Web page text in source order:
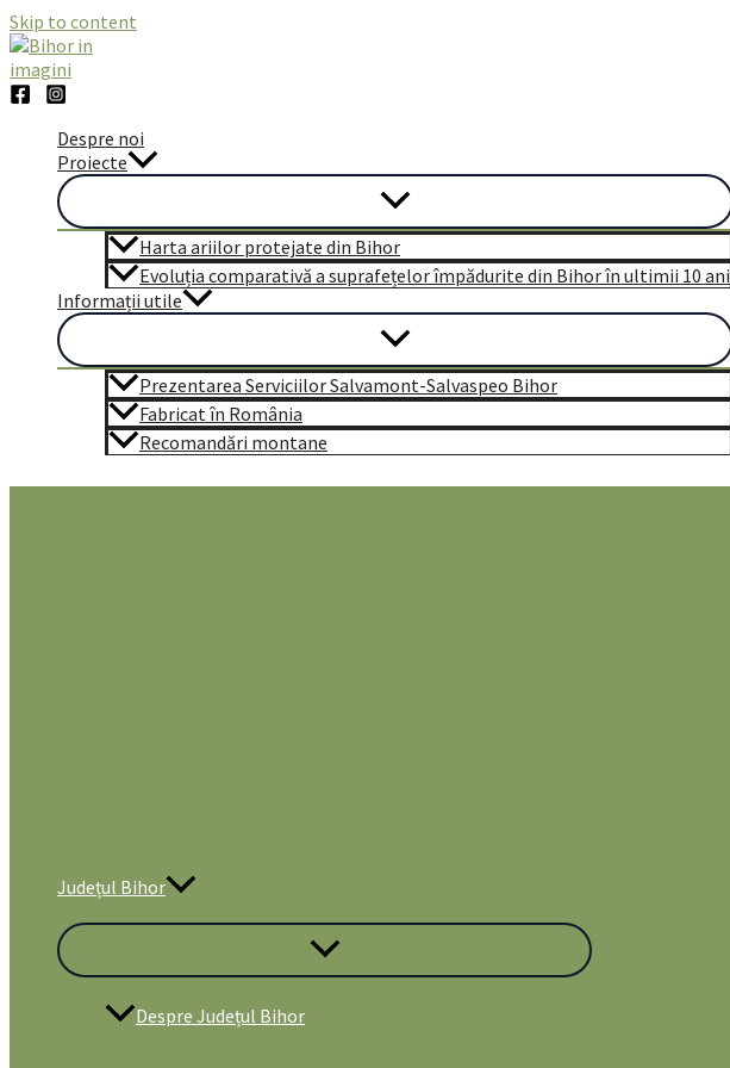
Skip to content
Despre noi
Proiecte
Harta ariilor protejate din Bihor
Evoluția comparativă a suprafețelor împădurite din Bihor în ultimii 10 ani
Informații utile
Prezentarea Serviciilor Salvamont-Salvaspeo Bihor
Fabricat în România
Recomandări montane
Județul Bihor
Despre Județul Bihor